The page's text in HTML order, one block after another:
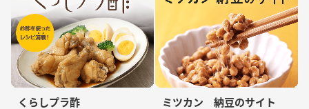
くらしプラ酢 ミツカン 納豆のサイト